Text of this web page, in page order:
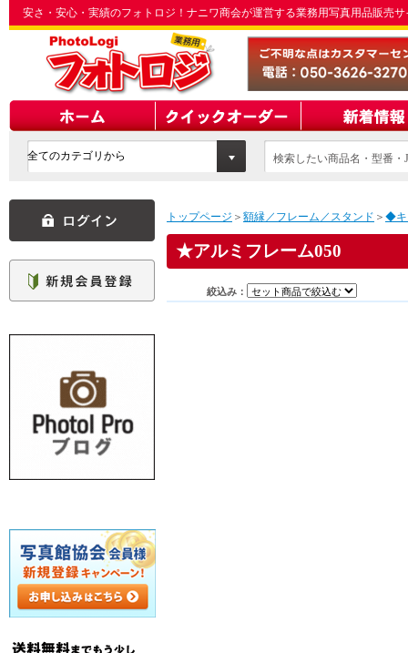
安さ・安心・実績のフォトロジ！ナニワ商会が運営する業務用写真用品販売
検索したい商品名・型番
トップページ ＞ 額縁／フレーム／スタンド ＞ ◆キ
アルミフレーム050
絞込み：